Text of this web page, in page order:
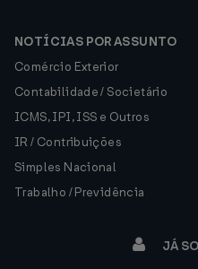
NOTÍCIAS POR ASSUNTO
Comércio Exterior
Contabilidade / Societário
ICMS, IPI, ISS e Outros
IR / Contribuições
Simples Nacional
Trabalho / Previdência
JÁ